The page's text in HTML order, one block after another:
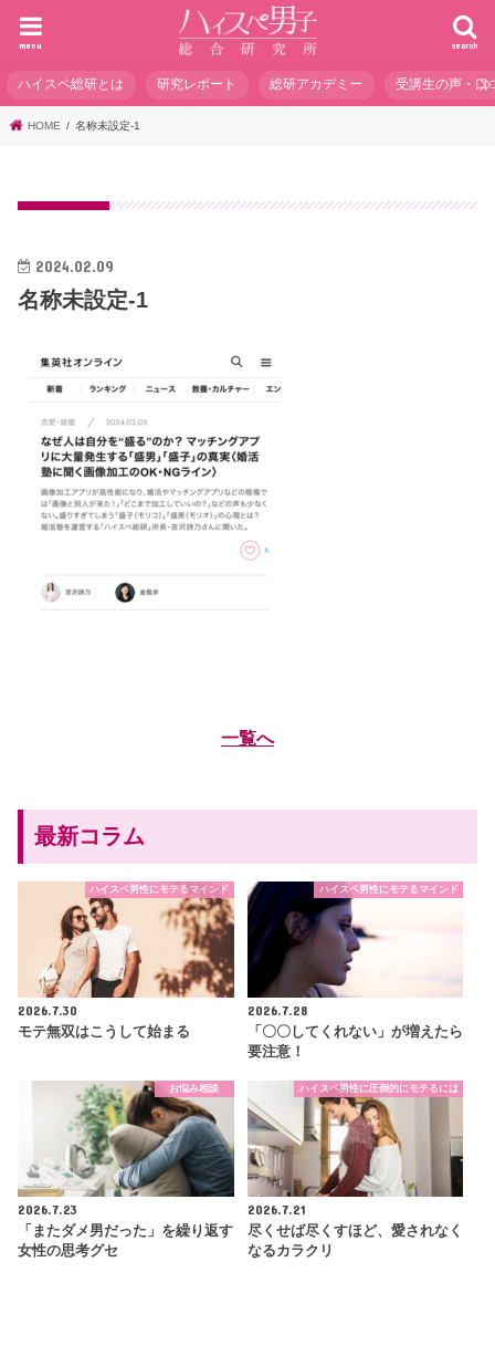
search
menu
ハイスペ総研とは 研究レポート 総研アカデミー 受講生の声・口
HOME 名称未設定-1
2024.02.09
名称未設定-1
一覧へ
最新コラム
ハイスペ男性にモテるマインド
2026.7.30
モテ無双はこうして始まる
ハイスペ男性にモテるマインド
2026.7.28
「〇〇してくれない」が増えたら
要注意！
お悩み相談
2026.7.23
「またダメ男だった」を繰り返す
女性の思考グセ
ハイスペ男性に圧倒的にモテるには
2026.7.21
尽くせば尽くすほど、愛されなく
なるカラクリ